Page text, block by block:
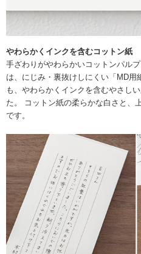
やわらかくインクを含むコットン紙
手ざわりがやわらかいコットンパル
は、にじみ・裏抜けしにくい「MD用
も、やわらかくインクを含むやさし
た。 コットン紙の柔らかな白さと、
です。